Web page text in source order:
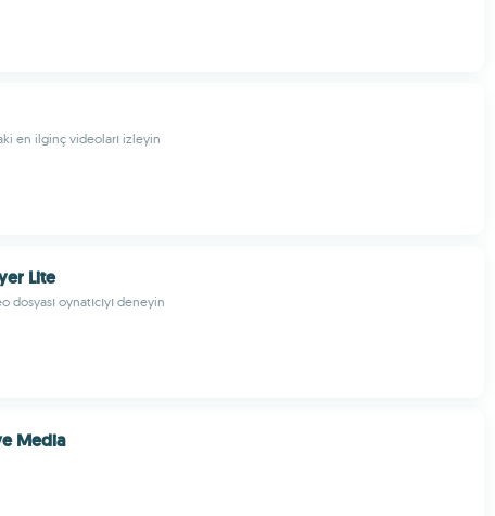
en ilginç videoları izleyin
Lite
dosyası oynatıcıyı deneyin
Media